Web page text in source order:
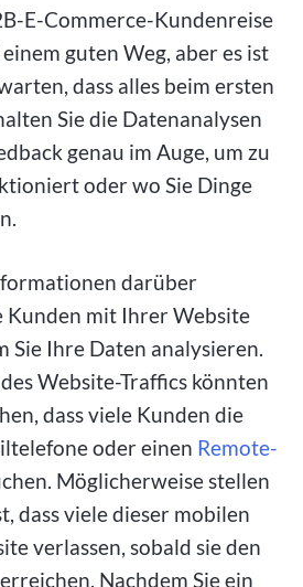
E-Commerce-Kundenreise
guten Weg, aber es ist
dass alles beim ersten
Sie die Datenanalysen
genau im Auge, um zu
oder wo Sie Dinge
darüber
Kunden mit Ihrer Website
Sie Ihre Daten analysieren.
Website-Traffics könnten
dass viele Kunden die
oder einen Remote-
Möglicherweise stellen
dass viele dieser mobilen
verlassen, sobald sie den
Nachdem Sie ein